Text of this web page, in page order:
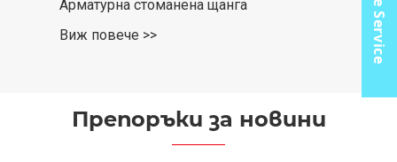
Арматурна стоманена щанга
Виж повече >>
Препоръки за новини